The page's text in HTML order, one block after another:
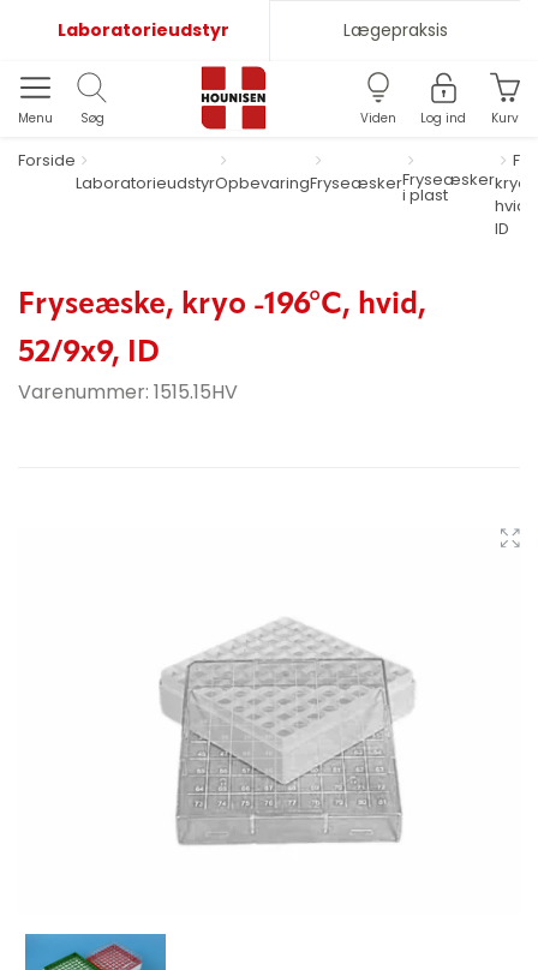
Laboratorieudstyr Lægepraksis
Menu Søg Viden Log ind Kurv
Forside
LaboratorieudstyrOpbevaringFryseæskerFryseæsker
i plast
kryo
hvid,
ID
Fryseæske, kryo -196°C, hvid,
52/9x9, ID
Varenummer: 1515.15HV